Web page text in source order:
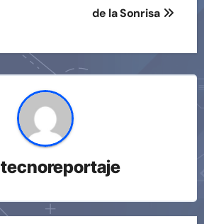
de la Sonrisa
tecnoreportaje